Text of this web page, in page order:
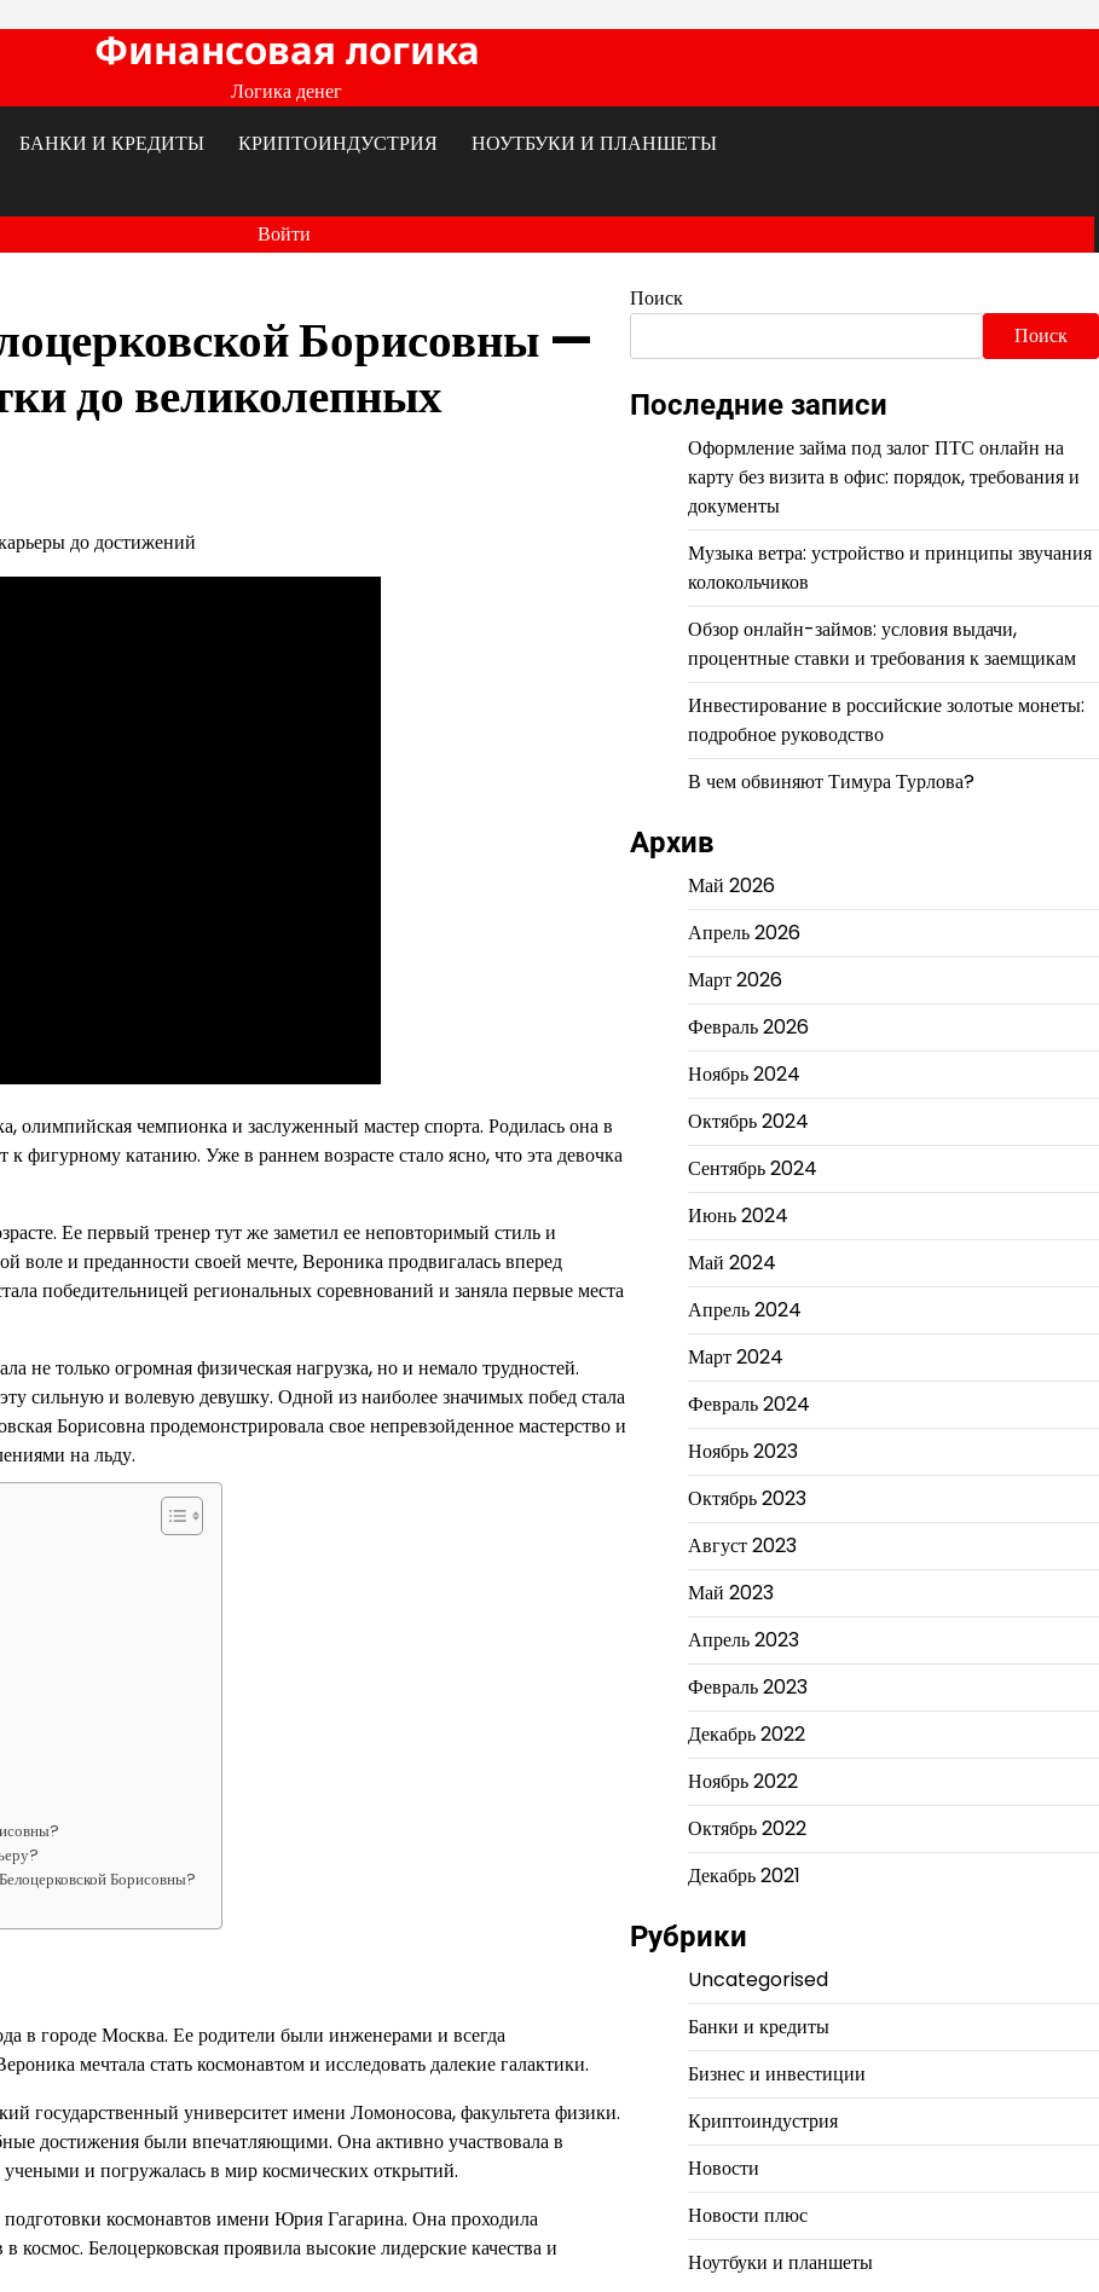
Финансовая логика
Логика денег
БАНКИ И КРЕДИТЫ КРИПТОИНДУСТРИЯ НОУТБУКИ И ПЛАНШЕТЫ
Войти
Борисовны —
до великолепных
олимпийская чемпионка и заслуженный мастер спорта. Родилась она в
фигурному катанию. Уже в раннем возрасте стало ясно, что эта девочка
Ее первый тренер тут же заметил ее неповторимый стиль и
воле и преданности своей мечте, Вероника продвигалась вперед
победительницей региональных соревнований и заняла первые места
только огромная физическая нагрузка, но и немало трудностей.
сильную и волевую девушку. Одной из наиболее значимых побед стала
Борисовна продемонстрировала свое непревзойденное мастерство и
на льду.
Борисовны?
в городе Москва. Ее родители были инженерами и всегда
мечтала стать космонавтом и исследовать далекие галактики.
государственный университет имени Ломоносова, факультета физики.
достижения были впечатляющими. Она активно участвовала в
и погружалась в мир космических открытий.
космонавтов имени Юрия Гагарина. Она проходила
Белоцерковская проявила высокие лидерские качества и
Поиск
Поиск
Последние записи
Оформление займа под залог ПТС онлайн на
карту без визита в офис: порядок, требования и
документы
Музыка ветра: устройство и принципы звучания
колокольчиков
Обзор онлайн-займов: условия выдачи,
процентные ставки и требования к заемщикам
Инвестирование в российские золотые монеты:
подробное руководство
В чем обвиняют Тимура Турлова?
Архив
Май 2026
Апрель 2026
Март 2026
Февраль 2026
Ноябрь 2024
Октябрь 2024
Сентябрь 2024
Июнь 2024
Май 2024
Апрель 2024
Март 2024
Февраль 2024
Ноябрь 2023
Октябрь 2023
Август 2023
Май 2023
Апрель 2023
Февраль 2023
Декабрь 2022
Ноябрь 2022
Октябрь 2022
Декабрь 2021
Рубрики
Uncategorised
Банки и кредиты
Бизнес и инвестиции
Криптоиндустрия
Новости
Новости плюс
Ноутбуки и планшеты